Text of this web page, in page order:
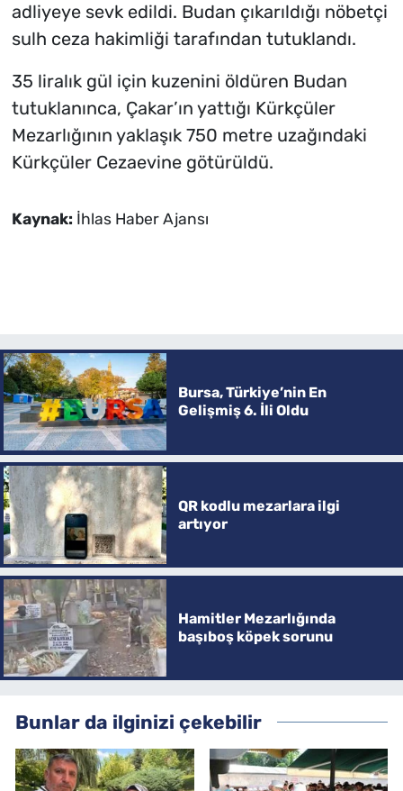
adliyeye sevk edildi. Budan çıkarıldığı nöbetçi
sulh ceza hakimliği tarafından tutuklandı.
35 liralık gül için kuzenini öldüren Budan
tutuklanınca, Çakar’ın yattığı Kürkçüler
Mezarlığının yaklaşık 750 metre uzağındaki
Kürkçüler Cezaevine götürüldü.
Kaynak: İhlas Haber Ajansı
Bursa, Türkiye’nin En
Gelişmiş 6. İli Oldu
QR kodlu mezarlara ilgi
artıyor
Hamitler Mezarlığında
başıboş köpek sorunu
Bunlar da ilginizi çekebilir